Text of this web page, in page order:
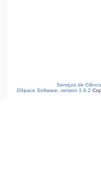
Serviços de
DSpace Software, version 1.6.2